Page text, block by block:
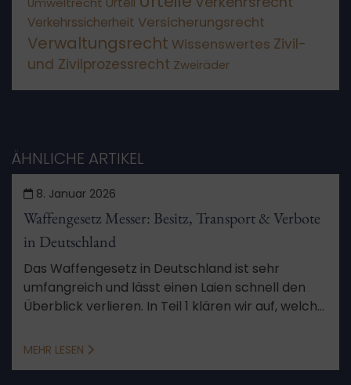
Verkehrssicherheit Versicherungsrecht
Verwaltungsrecht Wissenswertes Zivil-
und Zivilprozessrecht Zweiräder
ÄHNLICHE ARTIKEL
8. Januar 2026
Waffengesetz Messer: Besitz, Transport & Verbote
in Deutschland
Das Waffengesetz in Deutschland ist sehr
umfangreich und lässt einen Laien schnell den
Überblick verlieren. In Teil 1 klären wir auf, welche
transportieren dürfen.
MEHR LESEN